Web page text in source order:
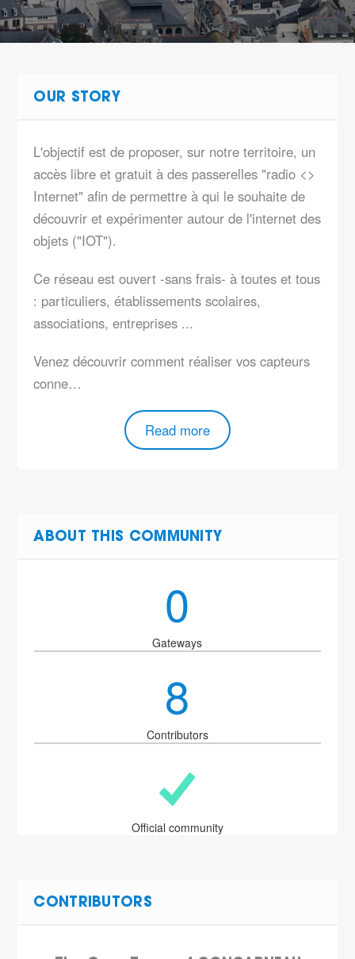
OUR STORY
L'objectif est de proposer, sur notre territoire, un
accès libre et gratuit à des passerelles "radio <>
Internet" afin de permettre à qui le souhaite de
découvrir et expérimenter autour de l'internet des
objets ("IOT").
Ce réseau est ouvert -sans frais- à toutes et tous
: particuliers, établissements scolaires,
associations, entreprises ...
Venez découvrir comment réaliser vos capteurs
conne…
Read more
ABOUT THIS COMMUNITY
0
Gateways
8
Contributors
Official community
CONTRIBUTORS